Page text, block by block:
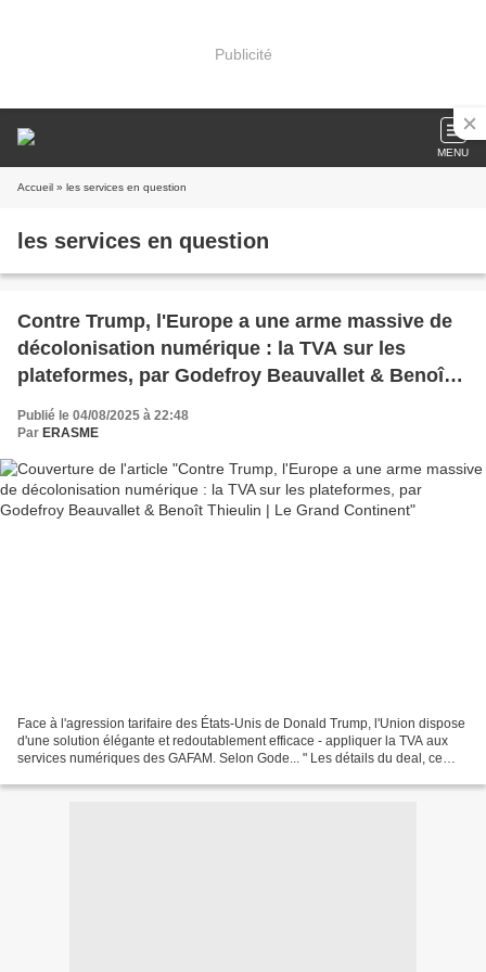
Publicité
MENU
Accueil » les services en question
les services en question
Contre Trump, l'Europe a une arme massive de
décolonisation numérique : la TVA sur les
plateformes, par Godefroy Beauvallet & Benoît
Thieulin | Le Grand Continent
Publié le 04/08/2025 à 22:48
Par ERASME
Face à l'agression tarifaire des États-Unis de Donald Trump, l'Union dispose
d'une solution élégante et redoutablement efficace - appliquer la TVA aux
services numériques des GAFAM. Selon Gode... " Les détails du deal, ce